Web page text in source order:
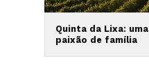
Quinta da Lixa: uma
paixão de família